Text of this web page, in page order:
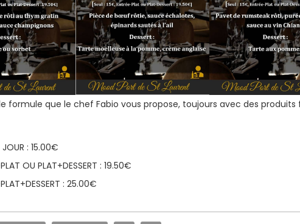
formule que le chef Fabio vous propose, toujours avec des produits
JOUR : 15.00€
OU PLAT+DESSERT : 19.50€
: 25.00€